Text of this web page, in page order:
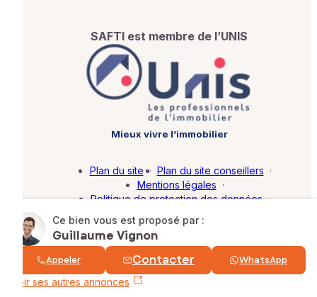
Ce bien vous est proposé par :
Guillaume Vignon
Appeler Contacter WhatsApp
Voir ses autres annonces
SAFTI est membre de l’UNIS
Mieux vivre l’immobilier
© SAFTI 2026. Tous droits réservés.
Plan du site · Plan du site conseillers ·
Mentions légales ·
Politique de protection des données ·